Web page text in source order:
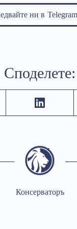
ни в
Споделете:
Консерваторъ